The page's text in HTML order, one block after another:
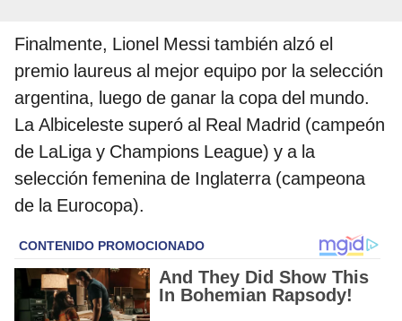
Finalmente, Lionel Messi también alzó el
premio laureus al mejor equipo por la selección
argentina, luego de ganar la copa del mundo.
La Albiceleste superó al Real Madrid (campeón
de LaLiga y Champions League) y a la
selección femenina de Inglaterra (campeona
de la Eurocopa).